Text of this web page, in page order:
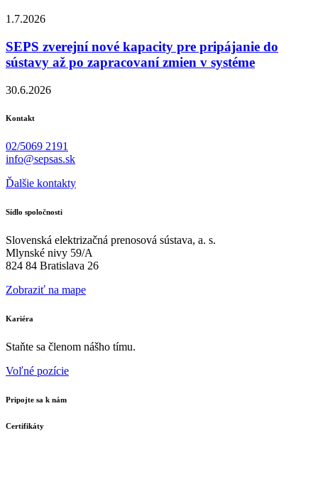
1.7.2026
SEPS zverejní nové kapacity pre pripájanie do
sústavy až po zapracovaní zmien v systéme
30.6.2026
Kontakt
02/5069 2191
info@sepsas.sk
Ďalšie kontakty
Sídlo spoločnosti
Slovenská elektrizačná prenosová sústava, a. s.
Mlynské nivy 59/A
824 84 Bratislava 26
Zobraziť na mape
Kariéra
Staňte sa členom nášho tímu.
Voľné pozície
Pripojte sa k nám
Certifikáty